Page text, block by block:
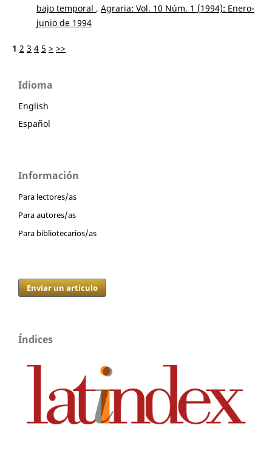
bajo temporal , Agraria: Vol. 10 Núm. 1 (1994): Enero-
junio de 1994
1 2 3 4 5 > >>
Idioma
English
Español
Información
Para lectores/as
Para autores/as
Para bibliotecarios/as
Enviar un artículo
Índices